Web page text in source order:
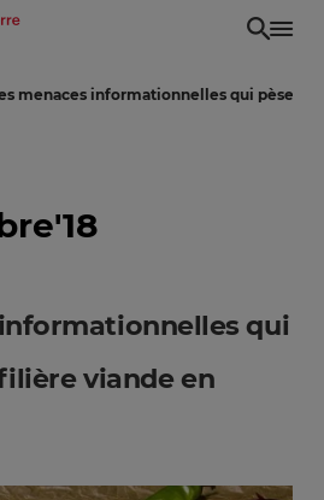
menaces informationnelles qui pèsent
qui
viande en